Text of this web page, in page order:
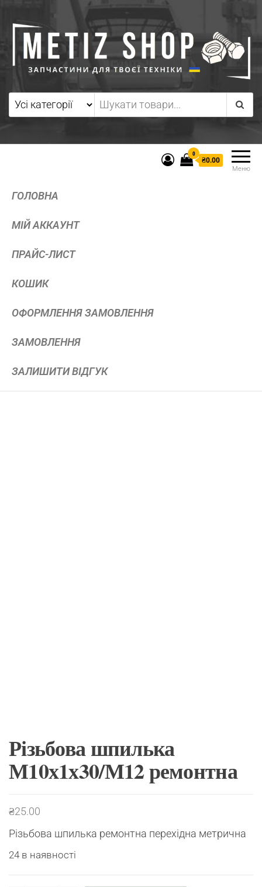
Меню
0
₴0.00
ГОЛОВНА
МІЙ АККАУНТ
ПРАЙС-ЛИСТ
КОШИК
ОФОРМЛЕННЯ ЗАМОВЛЕННЯ
ЗАМОВЛЕННЯ
ЗАЛИШИТИ ВІДГУК
Різьбова шпилька
М10х1х30/М12 ремонтна
₴25.00
Різьбова шпилька ремонтна перехідна метрична
24 в наявності